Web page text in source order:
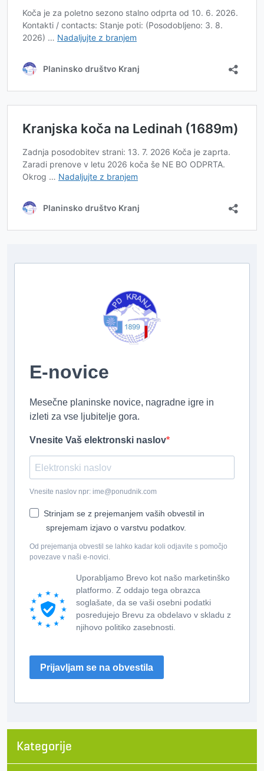
E-novice
Mesečne planinske novice, nagradne igre in
izleti za vse ljubitelje gora.
Vnesite Vaš elektronski naslov
Vnesite naslov npr: ime@ponudnik.com
Strinjam se z prejemanjem vaših obvestil in
sprejemam izjavo o varstvu podatkov.
Od prejemanja obvestil se lahko kadar koli odjavite s pomočjo
povezave v naši e-novici.
Uporabljamo Brevo kot našo marketinško
platformo. Z oddajo tega obrazca
soglašate, da se vaši osebni podatki
posredujejo Brevu za obdelavo v skladu z
njihovo politiko zasebnosti.
Prijavljam se na obvestila
Kategorije